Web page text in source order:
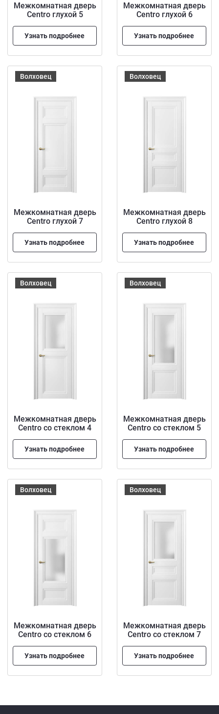
Межкомнатная дверь
Centro глухой 5
Узнать подробнее
Межкомнатная дверь
Centro глухой 6
Узнать подробнее
Волховец
Межкомнатная дверь
Centro глухой 7
Узнать подробнее
Волховец
Межкомнатная дверь
Centro глухой 8
Узнать подробнее
Волховец
Межкомнатная дверь
Centro со стеклом 4
Узнать подробнее
Волховец
Межкомнатная дверь
Centro со стеклом 5
Узнать подробнее
Волховец
Межкомнатная дверь
Centro со стеклом 6
Узнать подробнее
Волховец
Межкомнатная дверь
Centro со стеклом 7
Узнать подробнее